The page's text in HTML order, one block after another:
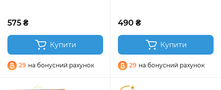
575 ₴
Купити
29 на бонусний рахунок
490 ₴
Купити
29 на бонусний рахунок